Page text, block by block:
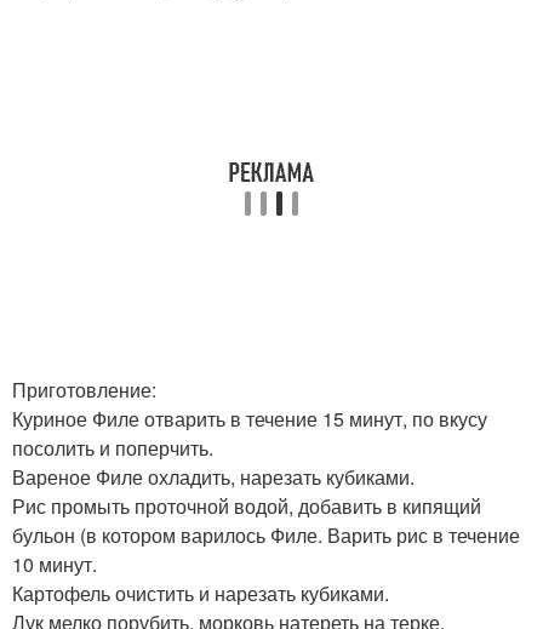
Приготовление:
Куриное Филе отварить в течение 15 минут, по вкусу
посолить и поперчить.
Вареное Филе охладить, нарезать кубиками.
Рис промыть проточной водой, добавить в кипящий
бульон (в котором варилось Филе. Варить рис в течение
10 минут.
Картофель очистить и нарезать кубиками.
Лук мелко порубить, морковь натереть на терке.